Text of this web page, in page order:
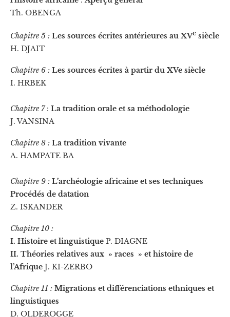
Th. OBENGA
Chapitre 5 : Les sources écrites antérieures au XVe siècle
H. DJAIT
Chapitre 6 : Les sources écrites à partir du XVe siècle
I. HRBEK
Chapitre 7: La tradition orale et sa méthodologie
J. VANSINA
Chapitre 8 : La tradition vivante
A. HAMPATE BA
Chapitre 9 : L’archéologie africaine et ses techniques
Procédés de datation
Z. ISKANDER
Chapitre 10 :
I. Histoire et linguistique P. DIAGNE
II. Théories relatives aux » races » et histoire de
l’Afrique J. KI-ZERBO
Chapitre 11 : Migrations et différenciations ethniques et
linguistiques
D. OLDEROGGE